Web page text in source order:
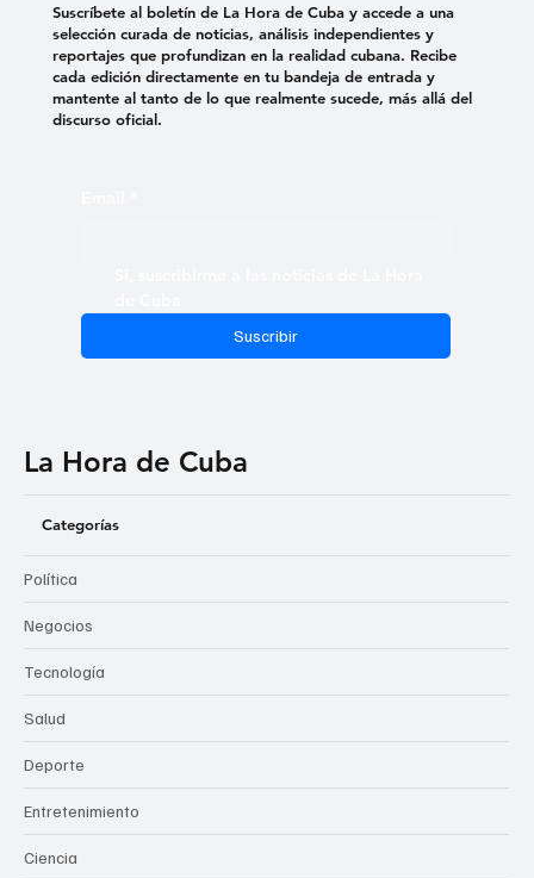
Suscribir
Suscríbete al boletín de La Hora de Cuba y accede a una
selección curada de noticias, análisis independientes y
reportajes que profundizan en la realidad cubana. Recibe
cada edición directamente en tu bandeja de entrada y
mantente al tanto de lo que realmente sucede, más allá del
discurso oficial.
La Hora de Cuba
Categorías
Política
Negocios
Tecnología
Salud
Deporte
Entretenimiento
Ciencia